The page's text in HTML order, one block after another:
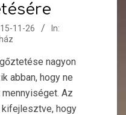
11-26
In:
nagyon
abban, hogy ne
Az
kifejlesztve, hogy